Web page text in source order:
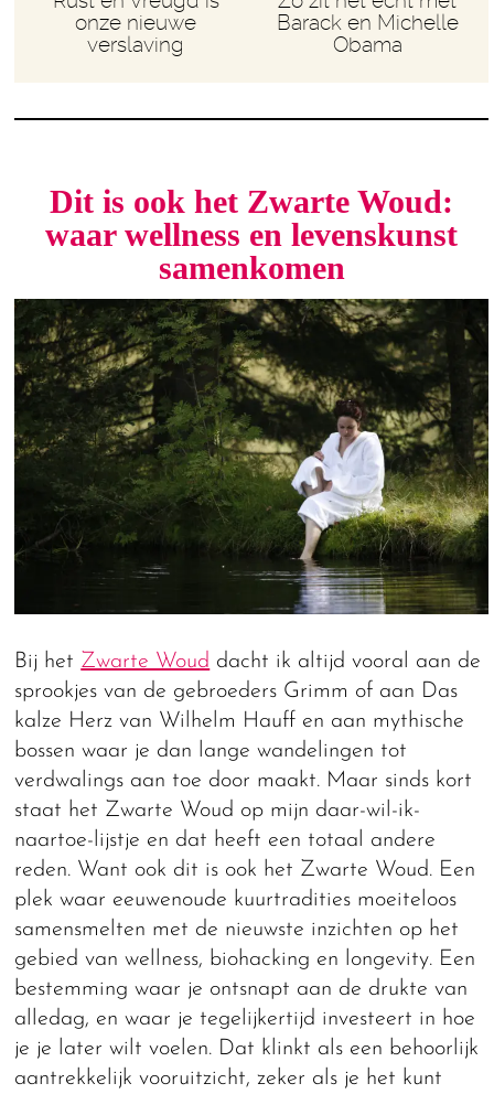
onze nieuwe
verslaving
Barack en Michelle
Obama
Dit is ook het Zwarte Woud:
waar wellness en levenskunst
samenkomen
Bij het Zwarte Woud dacht ik altijd vooral aan de
sprookjes van de gebroeders Grimm of aan Das
kalze Herz van Wilhelm Hauff en aan mythische
bossen waar je dan lange wandelingen tot
verdwalings aan toe door maakt. Maar sinds kort
staat het Zwarte Woud op mijn daar-wil-ik-
naartoe-lijstje en dat heeft een totaal andere
reden. Want ook dit is ook het Zwarte Woud. Een
plek waar eeuwenoude kuurtradities moeiteloos
samensmelten met de nieuwste inzichten op het
gebied van wellness, biohacking en longevity. Een
bestemming waar je ontsnapt aan de drukte van
alledag, en waar je tegelijkertijd investeert in hoe
je je later wilt voelen. Dat klinkt als een behoorlijk
aantrekkelijk vooruitzicht, zeker als je het kunt